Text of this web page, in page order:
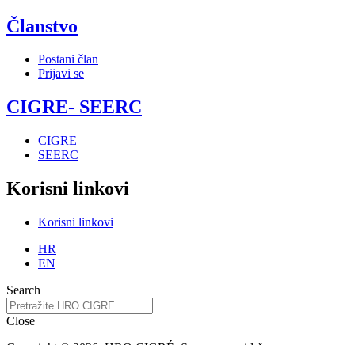
Članstvo
Postani član
Prijavi se
CIGRE- SEERC
CIGRE
SEERC
Korisni linkovi
Korisni linkovi
HR
EN
Search
Close